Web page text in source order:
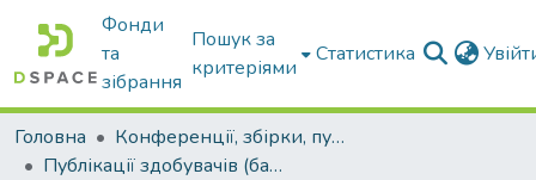
Фонди
та
зібрання
Пошук за
критеріями
Статистика
Головна
Конференції, збірки, публікації молодих вчених і здобувачів : магістрів, бакалаврів, аспірантів.
Публікації здобувачів (бакалаврів. магістрів, аспірантів)